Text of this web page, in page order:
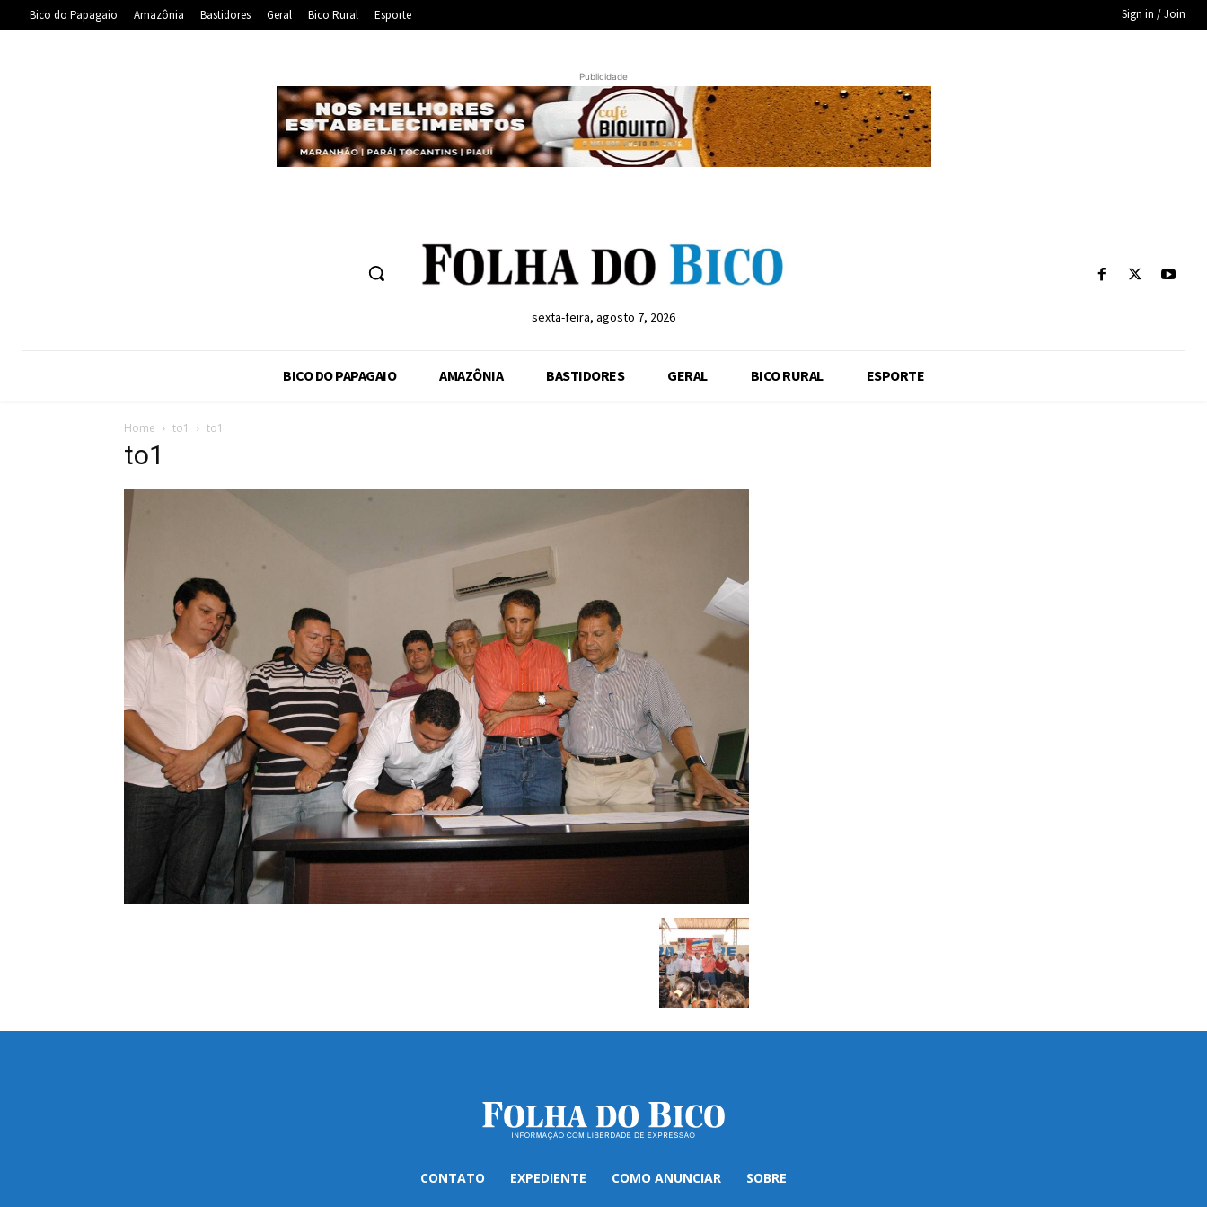
Bico do Papagaio Amazônia Bastidores Geral Bico Rural Esporte Sign in / Join
Publicidade
sexta-feira, agosto 7, 2026
BICO DO PAPAGAIO AMAZÔNIA BASTIDORES GERAL BICO RURAL ESPORTE
Home to1 to1
to1
CONTATO EXPEDIENTE COMO ANUNCIAR SOBRE